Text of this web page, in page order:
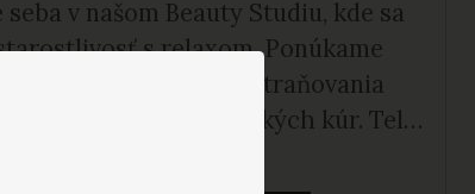
v našom Beauty Studiu, kde sa
s relaxom. Ponúkame
Octoline terapie, odstraňovania
kozmetických kúr. Telo